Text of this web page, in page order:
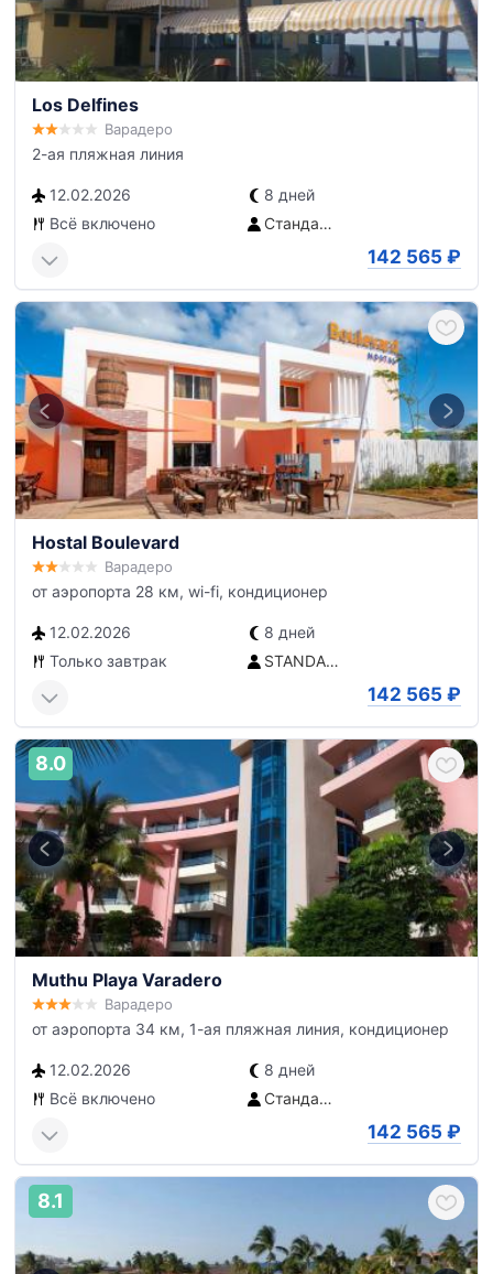
Los Delfines
Варадеро
2-ая пляжная линия
12.02.2026
8 дней
Всё включено
Стандартный номер
142 565 ₽
Hostal Boulevard
Варадеро
от аэропорта 28 км, wi-fi, кондиционер
12.02.2026
8 дней
Только завтрак
STANDART
142 565 ₽
8.0
Muthu Playa Varadero
Варадеро
от аэропорта 34 км, 1-ая пляжная линия, кондиционер
12.02.2026
8 дней
Всё включено
Стандартный номер
142 565 ₽
8.1